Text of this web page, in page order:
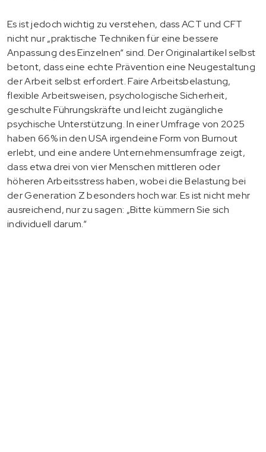
Es ist jedoch wichtig zu verstehen, dass ACT und CFT
nicht nur „praktische Techniken für eine bessere
Anpassung des Einzelnen“ sind. Der Originalartikel selbst
betont, dass eine echte Prävention eine Neugestaltung
der Arbeit selbst erfordert. Faire Arbeitsbelastung,
flexible Arbeitsweisen, psychologische Sicherheit,
geschulte Führungskräfte und leicht zugängliche
psychische Unterstützung. In einer Umfrage von 2025
haben 66% in den USA irgendeine Form von Burnout
erlebt, und eine andere Unternehmensumfrage zeigt,
dass etwa drei von vier Menschen mittleren oder
höheren Arbeitsstress haben, wobei die Belastung bei
der Generation Z besonders hoch war. Es ist nicht mehr
ausreichend, nur zu sagen: „Bitte kümmern Sie sich
individuell darum.“